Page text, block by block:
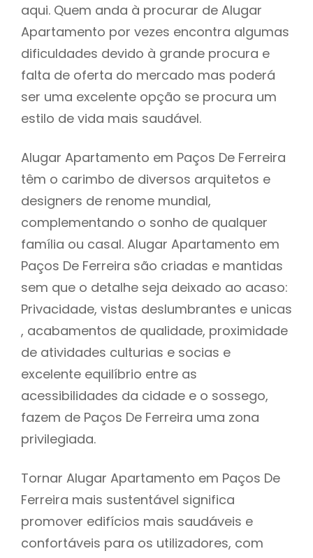
aqui. Quem anda à procurar de Alugar
Apartamento por vezes encontra algumas
dificuldades devido à grande procura e
falta de oferta do mercado mas poderá
ser uma excelente opção se procura um
estilo de vida mais saudável.
Alugar Apartamento em Paços De Ferreira
têm o carimbo de diversos arquitetos e
designers de renome mundial,
complementando o sonho de qualquer
família ou casal. Alugar Apartamento em
Paços De Ferreira são criadas e mantidas
sem que o detalhe seja deixado ao acaso:
Privacidade, vistas deslumbrantes e unicas
, acabamentos de qualidade, proximidade
de atividades culturias e socias e
excelente equilíbrio entre as
acessibilidades da cidade e o sossego,
fazem de Paços De Ferreira uma zona
privilegiada.
Tornar Alugar Apartamento em Paços De
Ferreira mais sustentável significa
promover edifícios mais saudáveis e
confortáveis para os utilizadores, com